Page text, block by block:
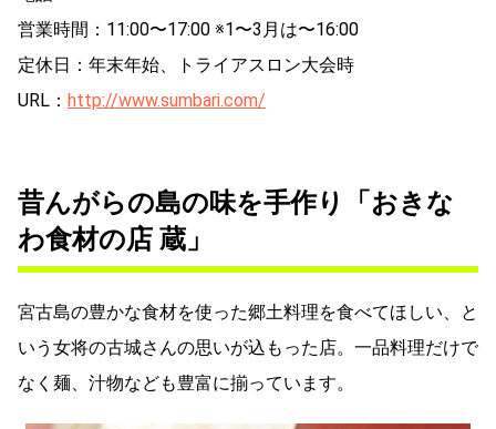
営業時間：11:00〜17:00 ※1〜3月は〜16:00
定休日：年末年始、トライアスロン大会時
URL： http://www.sumbari.com/
昔んがらの島の味を手作り「おきな
わ食材の店 蔵」
宮古島の豊かな食材を使った郷土料理を食べてほしい、と
いう女将の古城さんの思いが込もった店。一品料理だけで
なく麺、汁物なども豊富に揃っています。